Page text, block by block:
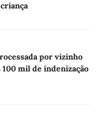
por vizinho
100 mil de indenização